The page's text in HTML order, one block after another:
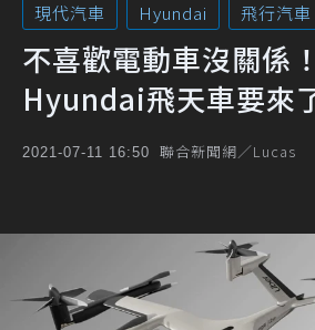
現代汽車 Hyundai 飛行汽車
不喜歡電動車沒關係
Hyundai飛天車要來
2021-07-11 16:50 聯合新聞網／Lucas